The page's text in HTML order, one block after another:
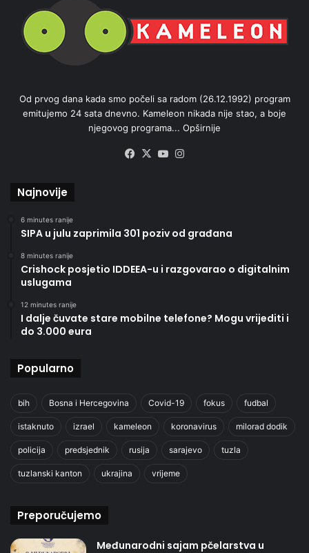
Od prvog dana kada smo počeli sa radom (26.12.1992) program
emitujemo 24 sata dnevno. Kameleon nikada nije stao, a boje
njegovog programa... Opširnije
Facebook
X YouTube
Najnovije
6 minutes ranije
SIPA u julu zaprimila 301 poziv od građana
8 minutes ranije
Crishock posjetio IDDEEA-u i razgovarao o digitalnim
uslugama
12 minutes ranije
I dalje čuvate stare mobilne telefone? Mogu vrijediti i
do 3.000 eura
Popularno
bih Bosna i Hercegovina Covid-19 fokus fudbal
istaknuto izrael kameleon koronavirus milorad dodik
policija predsjednik rusija sarajevo tuzla
tuzlanski kanton ukrajina vrijeme
Preporučujemo
Međunarodni sajam pčelarstva u